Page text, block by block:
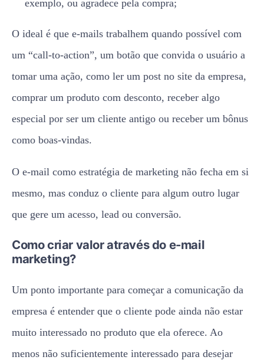
exemplo, ou agradece pela compra;
O ideal é que e-mails trabalhem quando possível com
um “call-to-action”, um botão que convida o usuário a
tomar uma ação, como ler um post no site da empresa,
comprar um produto com desconto, receber algo
especial por ser um cliente antigo ou receber um bônus
como boas-vindas.
O e-mail como estratégia de marketing não fecha em si
mesmo, mas conduz o cliente para algum outro lugar
que gere um acesso, lead ou conversão.
Como criar valor através do e-mail
marketing?
Um ponto importante para começar a comunicação da
empresa é entender que o cliente pode ainda não estar
muito interessado no produto que ela oferece. Ao
menos não suficientemente interessado para desejar